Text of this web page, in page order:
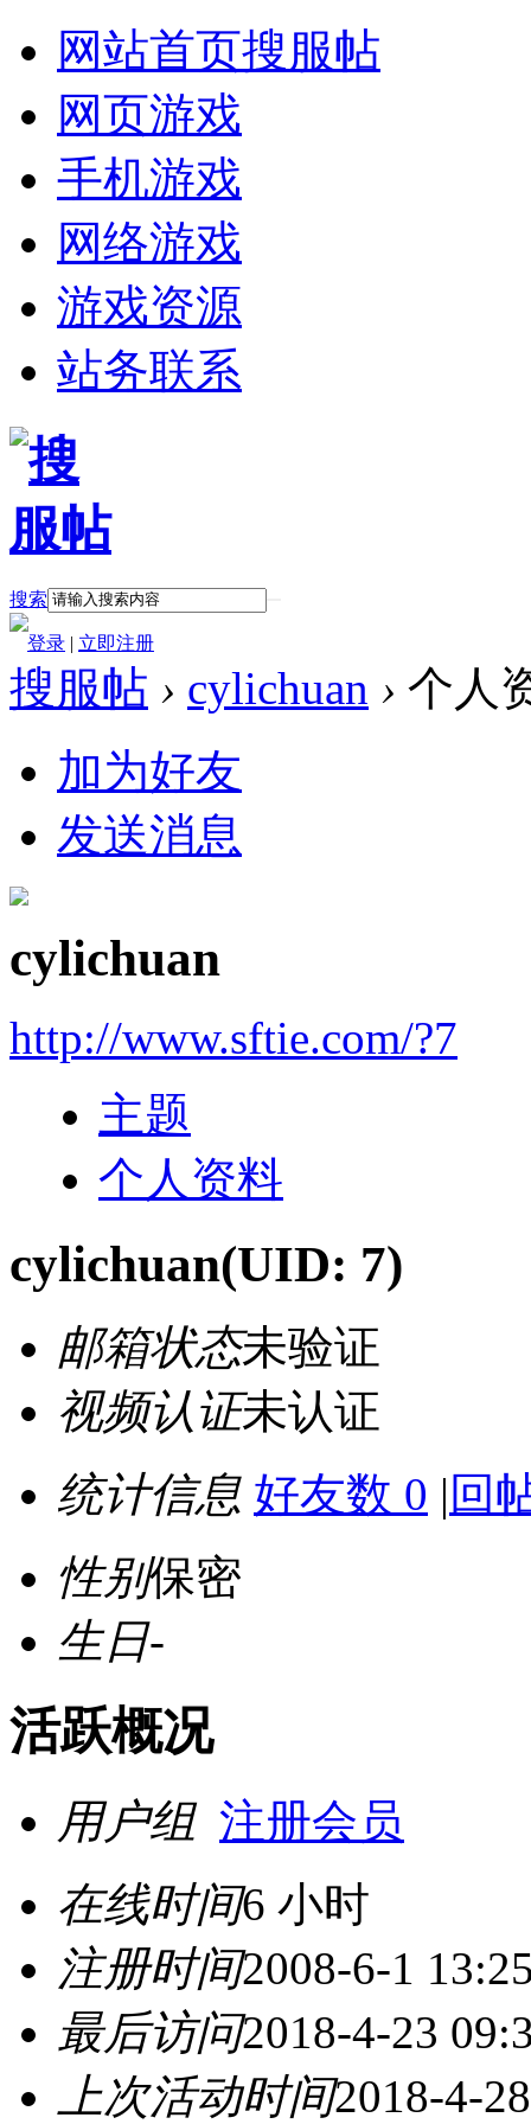
网站首页搜服帖
网页游戏
手机游戏
网络游戏
游戏资源
站务联系
搜索
登录 | 立即注册
搜服帖 › cylichuan › 个人
加为好友
发送消息
cylichuan
http://www.sftie.com/?7
主题
个人资料
cylichuan(UID: 7)
邮箱状态未验证
视频认证未认证
统计信息 好友数 0 | 回
性别保密
生日-
活跃概况
用户组 注册会员
在线时间6 小时
注册时间2008-6-1
最后访问2018-4-23
上次活动时间2018-4-